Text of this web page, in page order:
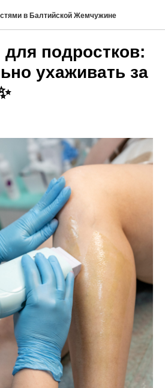
в Балтийской Жемчужине
подростков:
ухаживать за